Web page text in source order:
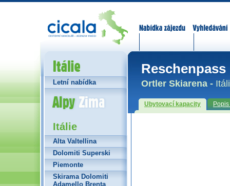
Reschenpass
Ortler Skiarena -
Ubytovací kapacity
Itálie
Letní nabídka
Alpy Zima
Itálie
Alta Valtellina
Dolomiti Superski
Piemonte
Skirama Dolomiti
Adamello Brenta